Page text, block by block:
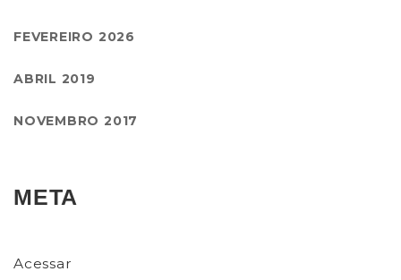
FEVEREIRO 2026
ABRIL 2019
NOVEMBRO 2017
META
Acessar